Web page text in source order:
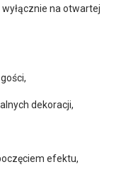
na otwartej
dekoracji,
efektu,